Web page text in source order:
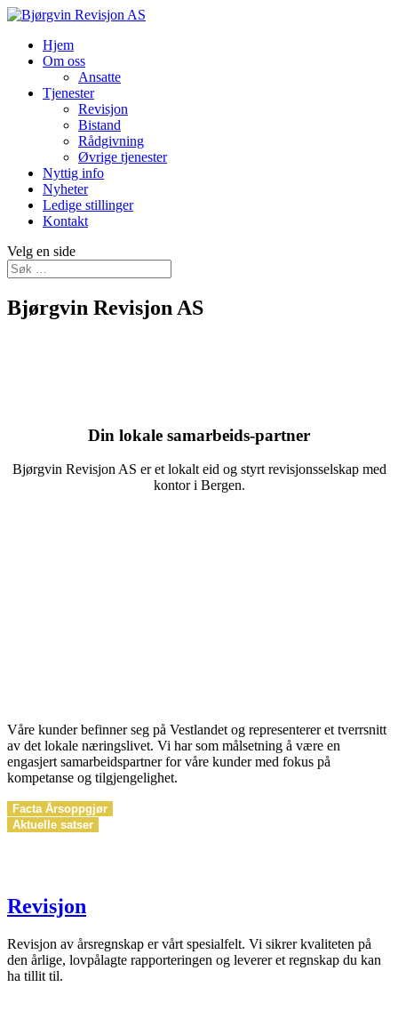
Hjem
Om oss
Ansatte
Tjenester
Revisjon
Bistand
Rådgivning
Øvrige tjenester
Nyttig info
Nyheter
Ledige stillinger
Kontakt
Velg en side
Bjørgvin Revisjon AS
Din lokale samarbeids-partner
Bjørgvin Revisjon AS er et lokalt eid og styrt revisjonsselskap med
kontor i Bergen.
Våre kunder befinner seg på Vestlandet og representerer et tverrsnitt
av det lokale næringslivet. Vi har som målsetning å være en
engasjert samarbeidspartner for våre kunder med fokus på
kompetanse og tilgjengelighet.
Facta Årsoppgjør
Aktuelle satser
Revisjon
Revisjon av årsregnskap er vårt spesialfelt. Vi sikrer kvaliteten på
den årlige, lovpålagte rapporteringen og leverer et regnskap du kan
ha tillit til.